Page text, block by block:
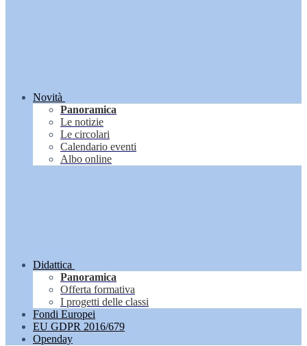
Novità
Panoramica
Le notizie
Le circolari
Calendario eventi
Albo online
Didattica
Panoramica
Offerta formativa
I progetti delle classi
Fondi Europei
EU GDPR 2016/679
Openday